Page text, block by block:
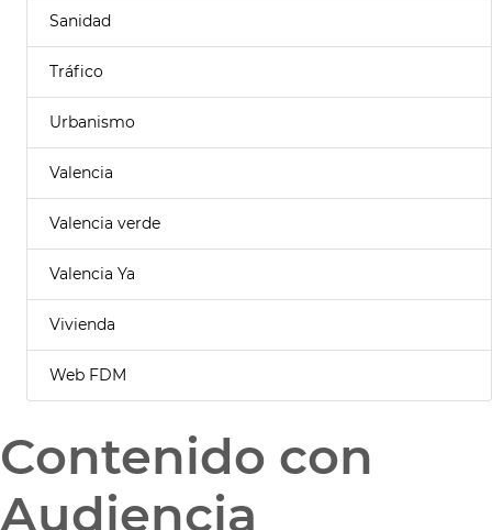
Sanidad
Tráfico
Urbanismo
Valencia
Valencia verde
Valencia Ya
Vivienda
Web FDM
Contenido con
Audiencia